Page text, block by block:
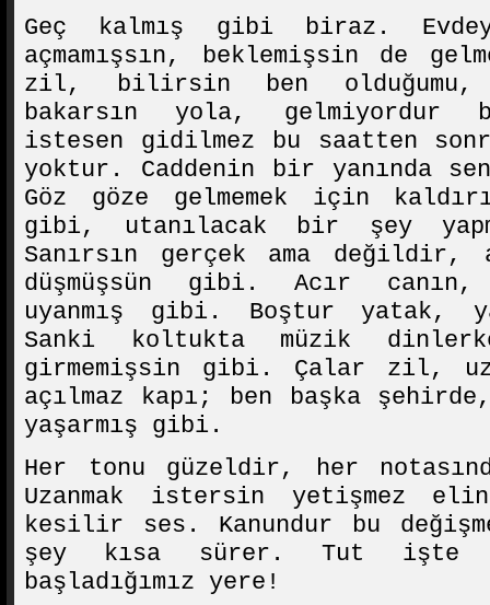
Geç kalmış gibi biraz.
açmamışsın, beklemişsin de
zil, bilirsin ben olduğumu,
bakarsın yola, gelmiyordur
istesen gidilmez bu saatten
yoktur. Caddenin bir yanında
Göz göze gelmemek için
gibi, utanılacak bir şey
Sanırsın gerçek ama değildir,
düşmüşsün gibi. Acır canın,
uyanmış gibi. Boştur yatak,
Sanki koltukta müzik
girmemişsin gibi. Çalar zil,
açılmaz kapı; ben başka
yaşarmış gibi.
Her tonu güzeldir, her
Uzanmak istersin yetişmez
kesilir ses. Kanundur bu
şey kısa sürer. Tut işte
başladığımız yere!